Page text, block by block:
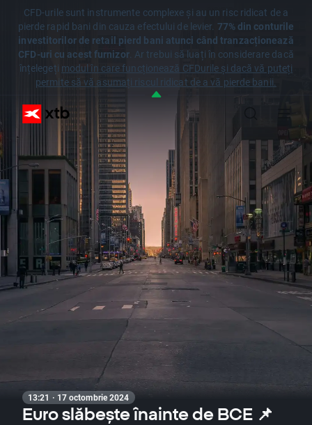
CFD-urile sunt instrumente complexe și au un risc ridicat de a
pierde rapid bani din cauza efectului de levier. 77% din conturile
investitorilor de retail pierd bani atunci când tranzacționează
CFD-uri cu acest furnizor. Ar trebui să luați în considerare dacă
înțelegeți modul în care funcționează CFDurile și dacă vă puteți
permite să vă asumați riscul ridicat de a vă pierde banii.
13:21 · 17 octombrie 2024
Euro slăbește înainte de BCE 📌